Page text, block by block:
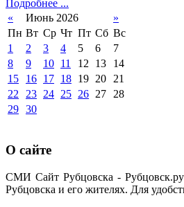
Подробнее ...
«
Июнь 2026
»
Пн Вт Ср Чт Пт Сб Вс
1
2 3 4 5 6
7
8
9 10 11 12 13
14
15
16 17 18 19 20
21
22
23 24 25 26 27
28
29 30
О сайте
СМИ Сайт Рубцовска -
Рубцовска и его жителях. Для